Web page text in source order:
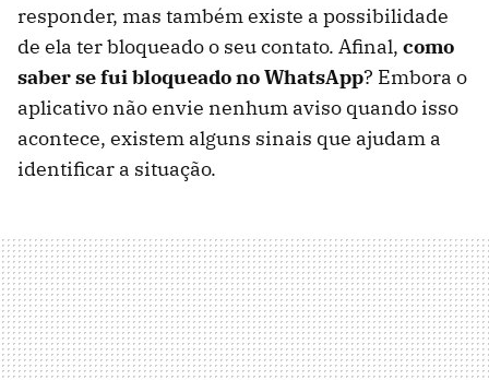
responder, mas também existe a possibilidade
de ela ter bloqueado o seu contato. Afinal, como
saber se fui bloqueado no WhatsApp? Embora o
aplicativo não envie nenhum aviso quando isso
acontece, existem alguns sinais que ajudam a
identificar a situação.